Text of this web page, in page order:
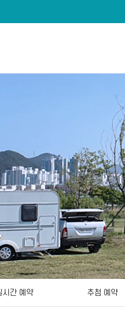
시간 예약 추첨 예약